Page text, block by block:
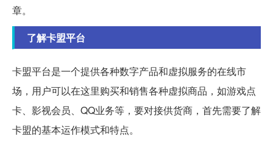
章。
了解卡盟平台
卡盟平台是一个提供各种数字产品和虚拟服务的在线市
场，用户可以在这里购买和销售各种虚拟商品，如游戏点
卡、影视会员、QQ业务等，要对接供货商，首先需要了解
卡盟的基本运作模式和特点。